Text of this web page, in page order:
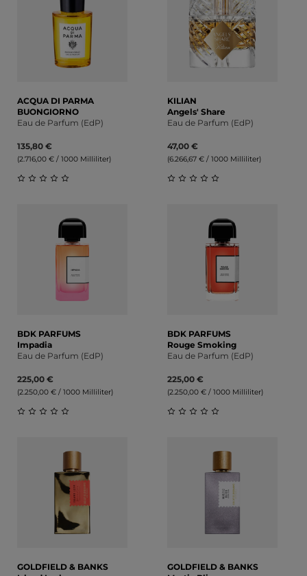
ACQUA DI PARMA
BUONGIORNO
Eau de Parfum (EdP)
135,80 €
(2.716,00 € / 1000 Milliliter)
KILIAN
Angels' Share
Eau de Parfum (EdP)
47,00 €
(6.266,67 € / 1000 Milliliter)
BDK PARFUMS
Impadia
Eau de Parfum (EdP)
225,00 €
(2.250,00 € / 1000 Milliliter)
BDK PARFUMS
Rouge Smoking
Eau de Parfum (EdP)
225,00 €
(2.250,00 € / 1000 Milliliter)
GOLDFIELD & BANKS
GOLDFIELD & BANKS